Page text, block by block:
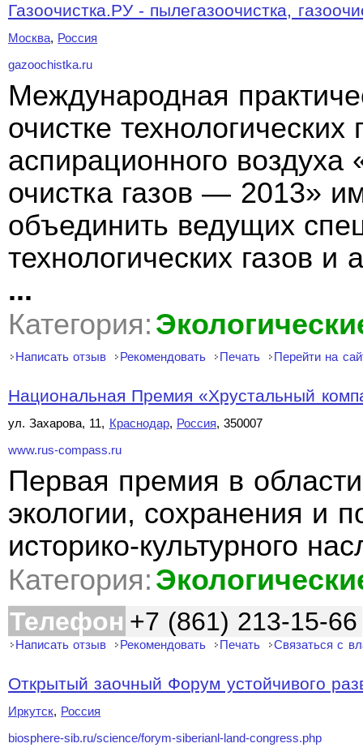
Газоочистка.РУ - пылегазоочистка,
Москва, Россия
gazoochistka.ru
Международная
очистке технологических
аспирационного
очистка газов — 2013»
объединить ведущих
технологических газов и
...
Категория:
Написать отзыв Рекомендовать Печать Перейти на
Национальная Премия «Хрустальный
ул. Захарова, 11, Краснодар, Россия, 350007
www.rus-compass.ru
Первая премия в
экологии, сохранения и
историко-культурного
Категория:
Телефон +7 (861) 213-15-66
Написать отзыв Рекомендовать Печать Связаться с
Открытый заочный Форум устойчивого
Иркутск, Россия
biosphere-sib.ru/science/forym-siberianl-land-congress.php